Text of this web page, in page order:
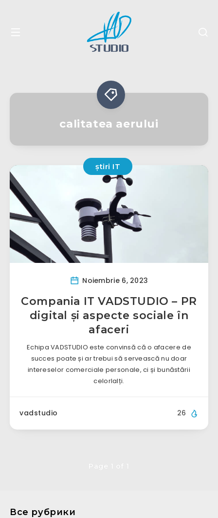
calitatea aerului
știri IT
Noiembrie 6, 2023
Compania IT VADSTUDIO – PR
digital și aspecte sociale în
afaceri
Echipa VADSTUDIO este convinsă că o afacere de
succes poate și ar trebui să servească nu doar
intereselor comerciale personale, ci și bunăstării
celorlalți.
vadstudio 26
Page 1 of 1
Все рубрики